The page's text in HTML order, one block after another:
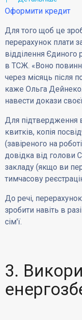
Оформити кредит
Для того щоб це
перерахунок плати
відділення
в ТСЖ. «Воно
через місяць після
каже Ольга
навести докази
Для підтвердження
квитків, копія
(завіреного на
довідка від голови
закладу (якщо ви
тимчасову
До речі,
зробити навіть в
сім'ї.
3.